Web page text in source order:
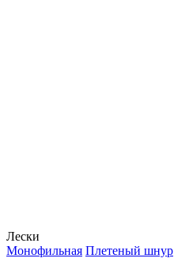
Лески
Монофильная Плетеный шнур